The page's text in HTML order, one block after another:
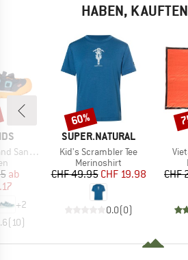
HABEN,
XT
Preis
ab
+2
(10)
MARKE
SUPER.NATURAL
Artikel
Kid's Scrambler Tee
Produktgruppe
Merinoshirt
Preis
CHF 49.95reduzierter Preis
CHF 19.98
0.0(0)
Rabatt
60%
CHF